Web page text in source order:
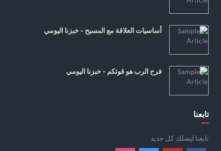
أساسيات العلاقة مع المسيح - خبزنا اليومي
فرح الرب هو قوتكم - خبزنا اليومي
تابعنا
تابعنا ليصلك كل جديد